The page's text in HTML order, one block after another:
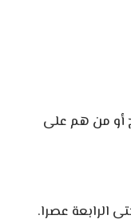
أو من هم على
الرابعة عصرا.